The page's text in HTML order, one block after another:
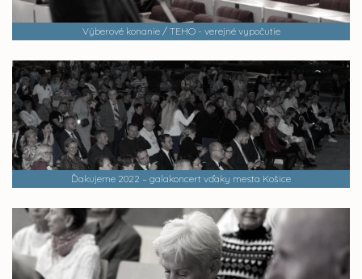
Výberové konanie / TEHO - verejné vypočutie
Ďakujeme 2022 – galakoncert vďaky mesta Košice